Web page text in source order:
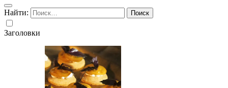
Найти:
Заголовки